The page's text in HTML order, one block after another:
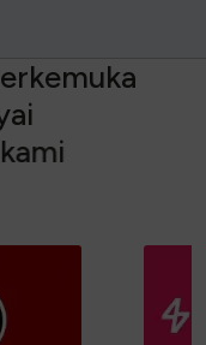
erkemuka
ai
kami